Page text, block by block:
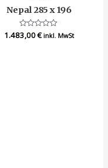
Nepal 285 x 196
Bewertet
mit
1.483,00€ inkl. MwSt